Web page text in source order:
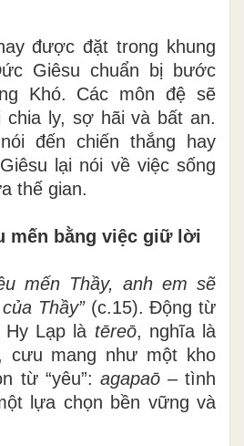
được đặt trong khung
Giêsu chuẩn bị bước
Khó. Các môn đệ sẽ
chia ly, sợ hãi và bất an.
đến chiến thắng hay
lại nói về việc sống
thế gian.
mến bằng việc giữ lời
mến Thầy, anh em sẽ
Thầy”(c.15). Động từ
Hy Lạp là tēreō, nghĩa là
cưu mang như một kho
từ “yêu”: agapaō– tình
lựa chọn bền vững và